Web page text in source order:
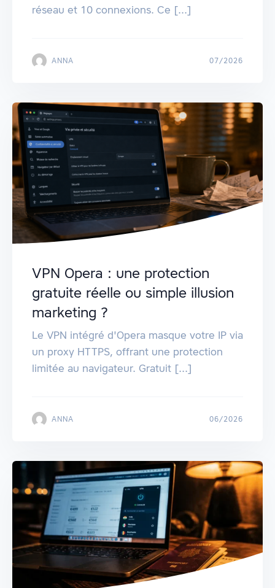
réseau et 10 connexions. Ce [...]
ANNA 07/2026
VPN Opera : une protection
gratuite réelle ou simple illusion
marketing ?
Le VPN intégré d'Opera masque votre IP via
un proxy HTTPS, offrant une protection
limitée au navigateur. Gratuit [...]
ANNA 06/2026